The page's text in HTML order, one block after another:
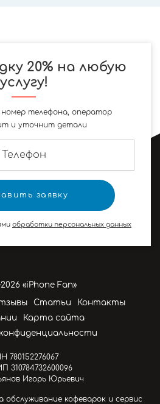
20% на любую
услугу!
телефона, оператор
и уточнит детали
обработки персональных данных
«iPhone Fan»
Статьи
Контакты
Карта сайта
780152276067
310784732600096
Игорь Юрьевич
обслуживание кофеварок и сервис